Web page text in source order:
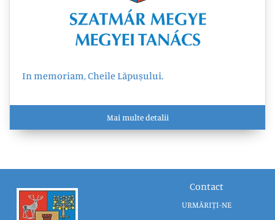
In memoriam, Cheile Lăpușului.
Mai multe detalii
Contact
URMĂRIȚI-NE